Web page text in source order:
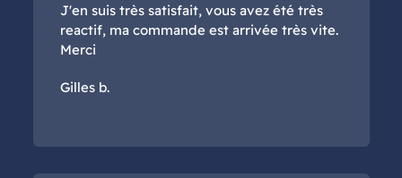
J'en suis très satisfait, vous avez été très
reactif, ma commande est arrivée très vite.
Merci
Gilles b.